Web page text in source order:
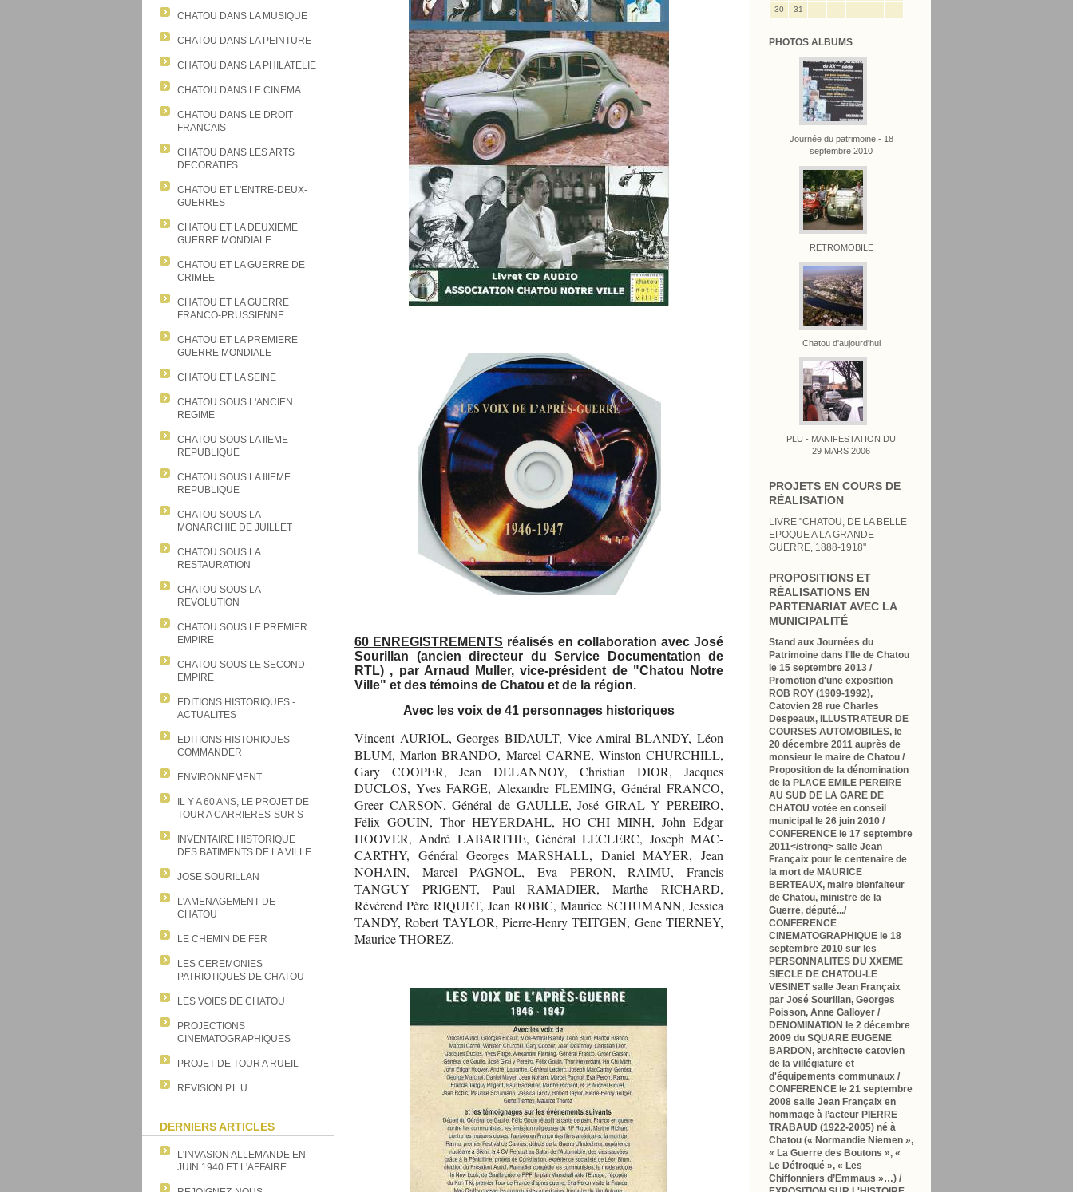
CHATOU DANS LA MUSIQUE
CHATOU DANS LA PEINTURE
CHATOU DANS LA PHILATELIE
CHATOU DANS LE CINEMA
CHATOU DANS LE DROIT
FRANCAIS
CHATOU DANS LES ARTS
DECORATIFS
CHATOU ET L'ENTRE-DEUX-
GUERRES
CHATOU ET LA DEUXIEME
GUERRE MONDIALE
CHATOU ET LA GUERRE DE
CRIMEE
CHATOU ET LA GUERRE
FRANCO-PRUSSIENNE
CHATOU ET LA PREMIERE
GUERRE MONDIALE
CHATOU ET LA SEINE
CHATOU SOUS L'ANCIEN
REGIME
CHATOU SOUS LA IIEME
REPUBLIQUE
CHATOU SOUS LA IIIEME
REPUBLIQUE
CHATOU SOUS LA
MONARCHIE DE JUILLET
CHATOU SOUS LA
RESTAURATION
CHATOU SOUS LA
REVOLUTION
CHATOU SOUS LE PREMIER
EMPIRE
CHATOU SOUS LE SECOND
EMPIRE
EDITIONS HISTORIQUES -
ACTUALITES
EDITIONS HISTORIQUES -
COMMANDER
ENVIRONNEMENT
IL Y A 60 ANS, LE PROJET DE
TOUR A CARRIERES-SUR S
INVENTAIRE HISTORIQUE
DES BATIMENTS DE LA VILLE
JOSE SOURILLAN
L'AMENAGEMENT DE
CHATOU
LE CHEMIN DE FER
LES CEREMONIES
PATRIOTIQUES DE CHATOU
LES VOIES DE CHATOU
PROJECTIONS
CINEMATOGRAPHIQUES
PROJET DE TOUR A RUEIL
REVISION P.L.U.
DERNIERS ARTICLES
L'INVASION ALLEMANDE EN
JUIN 1940 ET L'AFFAIRE...
30
31
PHOTOS ALBUMS
Journée du patrimoine - 18
septembre 2010
RETROMOBILE
Chatou d'aujourd'hui
PLU - MANIFESTATION DU
29 MARS 2006
PROJETS EN COURS DE
RÉALISATION
LIVRE "CHATOU, DE LA BELLE
EPOQUE A LA GRANDE
GUERRE, 1888-1918"
PROPOSITIONS ET
RÉALISATIONS EN
PARTENARIAT AVEC LA
MUNICIPALITÉ
Stand aux Journées du
Patrimoine dans l'Ile de Chatou
le 15 septembre 2013 /
Promotion d'une exposition
ROB ROY (1909-1992),
Catovien 28 rue Charles
Despeaux, ILLUSTRATEUR DE
COURSES AUTOMOBILES, le
20 décembre 2011 auprès de
monsieur le maire de Chatou /
Proposition de la dénomination
de la PLACE EMILE PEREIRE
AU SUD DE LA GARE DE
CHATOU votée en conseil
municipal le 26 juin 2010 /
CONFERENCE le 17 septembre
2011</strong> salle Jean
Françaix pour le centenaire de
la mort de MAURICE
BERTEAUX, maire bienfaiteur
de Chatou, ministre de la
Guerre, député.../
CONFERENCE
CINEMATOGRAPHIQUE le 18
septembre 2010 sur les
PERSONNALITES DU XXEME
SIECLE DE CHATOU-LE
VESINETsalle Jean Françaix
par José Sourillan, Georges
Poisson, Anne Galloyer /
DENOMINATION le 2 décembre
2009 du SQUARE EUGENE
BARDON, architecte catovien
de la villégiature et
d'équipements communaux /
CONFERENCE le 21 septembre
2008 salle Jean Françaix en
hommage à l’acteur PIERRE
TRABAUD (1922-2005) né à
Chatou (« Normandie Niemen »,
« La Guerre des Boutons », «
Le Défroqué », « Les
Chiffonniers d’Emmaus »…) /
60 ENREGISTREMENTS réalisés en collaboration avec José
Sourillan (ancien directeur du Service Documentation de
RTL) , par Arnaud Muller, vice-président de "Chatou Notre
Ville" et des témoins de Chatou et de la région.
Avec les voix de 41 personnages historiques
Vincent AURIOL, Georges BIDAULT, Vice-Amiral BLANDY, Léon
BLUM, Marlon BRANDO, Marcel CARNE, Winston CHURCHILL,
Gary COOPER, Jean DELANNOY, Christian DIOR, Jacques
DUCLOS, Yves FARGE, Alexandre FLEMING, Général FRANCO,
Greer CARSON, Général de GAULLE, José GIRAL Y PEREIRO,
Félix GOUIN, Thor HEYERDAHL, HO CHI MINH, John Edgar
HOOVER, André LABARTHE, Général LECLERC, Joseph MAC-
CARTHY, Général Georges MARSHALL, Daniel MAYER, Jean
NOHAIN, Marcel PAGNOL, Eva PERON, RAIMU, Francis
TANGUY PRIGENT, Paul RAMADIER, Marthe RICHARD,
Révérend Père RIQUET, Jean ROBIC, Maurice SCHUMANN, Jessica
TANDY, Robert TAYLOR, Pierre-Henry TEITGEN, Gene TIERNEY,
Maurice THOREZ.